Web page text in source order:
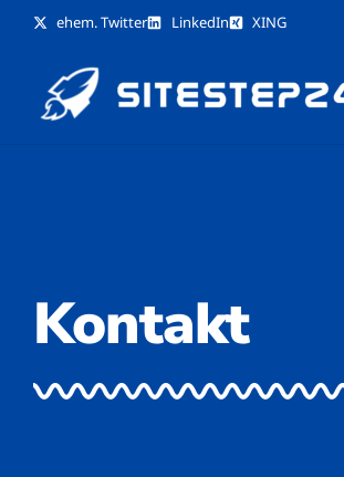
ehem. Twitter LinkedIn XING
Kontakt